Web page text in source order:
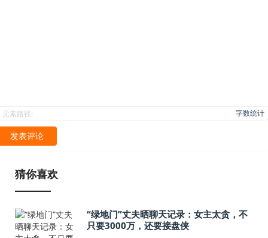
元素路径: 字数统计
发表评论
猜你喜欢
“绿地门”丈夫晒聊天记录：女主太贪，不
只要3000万，还要接盘侠